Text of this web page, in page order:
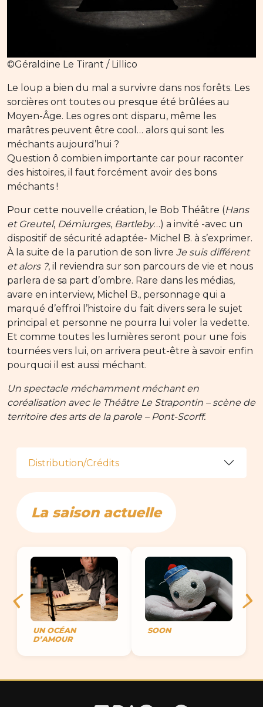
©Géraldine Le Tirant / Lillico
Le loup a bien du mal a survivre dans nos forêts. Les
sorcières ont toutes ou presque été brûlées au
Moyen-Âge. Les ogres ont disparu, même les
marâtres peuvent être cool… alors qui sont les
méchants aujourd’hui ?
Question ô combien importante car pour raconter
des histoires, il faut forcément avoir des bons
méchants !
Pour cette nouvelle création, le Bob Théâtre (Hans
et Greutel, Démiurges, Bartleby…) a invité -avec un
dispositif de sécurité adaptée- Michel B. à s’exprimer.
À la suite de la parution de son livre Je suis différent
et alors ?, il reviendra sur son parcours de vie et nous
parlera de sa part d’ombre. Rare dans les médias,
avare en interview, Michel B., personnage qui a
marqué d’effroi l’histoire du fait divers sera le sujet
principal et personne ne pourra lui voler la vedette.
Et comme toutes les lumières seront pour une fois
tournées vers lui, on arrivera peut-être à savoir enfin
pourquoi il est aussi méchant.
Un spectacle méchamment méchant en
coréalisation avec le Théâtre Le Strapontin – scène de
territoire des arts de la parole – Pont-Scorff.
Distribution/Crédits
La saison actuelle
UN OCÉAN
D’AMOUR
SOON